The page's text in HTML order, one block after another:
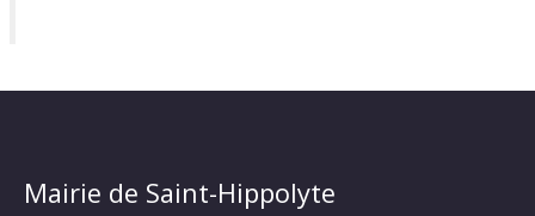
Mairie de Saint-Hippolyte